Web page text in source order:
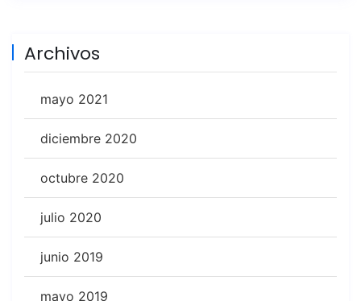
Archivos
mayo 2021
diciembre 2020
octubre 2020
julio 2020
junio 2019
mayo 2019